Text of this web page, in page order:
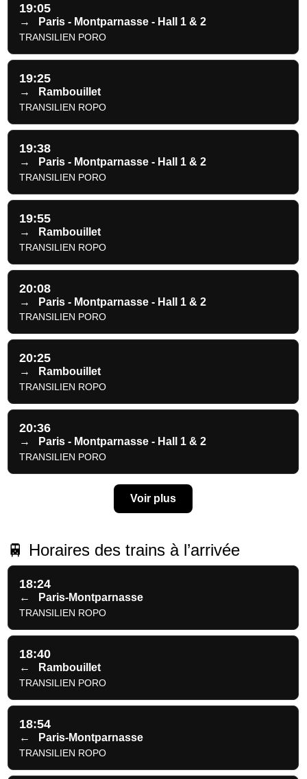
19:05
→ Paris - Montparnasse - Hall 1 & 2
TRANSILIEN PORO
19:25
→ Rambouillet
TRANSILIEN ROPO
19:38
→ Paris - Montparnasse - Hall 1 & 2
TRANSILIEN PORO
19:55
→ Rambouillet
TRANSILIEN ROPO
20:08
→ Paris - Montparnasse - Hall 1 & 2
TRANSILIEN PORO
20:25
→ Rambouillet
TRANSILIEN ROPO
20:36
→ Paris - Montparnasse - Hall 1 & 2
TRANSILIEN PORO
Voir plus
🚆 Horaires des trains à l’arrivée
18:24
← Paris-Montparnasse
TRANSILIEN ROPO
18:40
← Rambouillet
TRANSILIEN PORO
18:54
← Paris-Montparnasse
TRANSILIEN ROPO